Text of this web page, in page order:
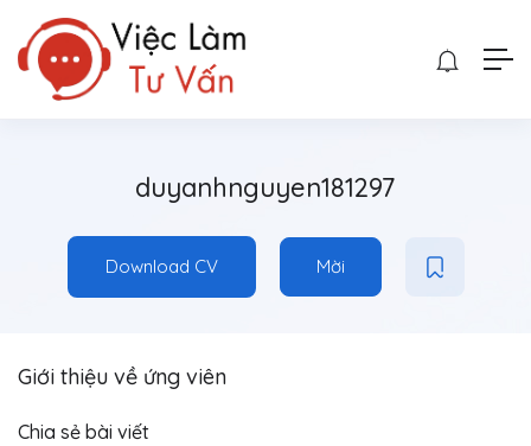
duyanhnguyen181297
Download CV Mời
Giới thiệu về ứng viên
Chia sẻ bài viết